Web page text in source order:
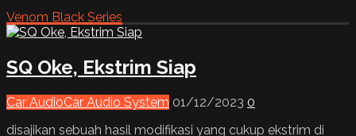
Venom Black Series
SQ Oke, Ekstrim Siap
Car AudioCar Audio System 01/12/2023 0
disajikan sebuah hasil modifikasi yang cukup ekstrim di